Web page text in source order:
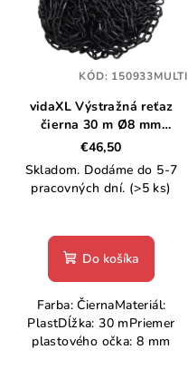
vidaXL Výstražná reťaz
čierna 30 m Ø8 mm
plastová
€46,50
Skladom. Dodáme do 5-7
pracovných dní. (>5 ks)
Do košíka
Farba: ČiernaMateriál:
PlastDĺžka: 30 mPriemer
plastového očka: 8 mm
KÓD: 150933MULTI